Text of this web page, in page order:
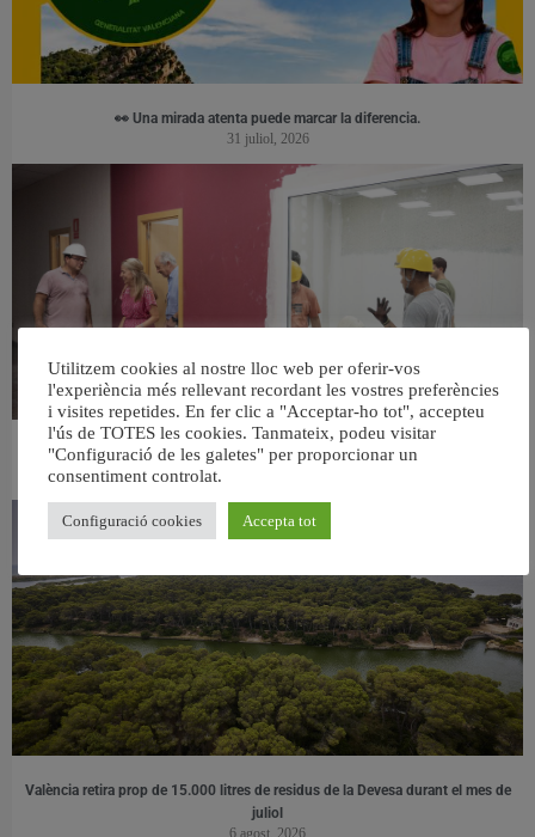
👀 Una mirada atenta puede marcar la diferencia.
31 juliol, 2026
València ultima el nou centre per a persones majors del barri de Sant Antoni
València retira prop de 15.000 litres de residus de la Devesa durant el mes de
juliol
6 agost, 2026
Utilitzem cookies al nostre lloc web per oferir-vos
l'experiència més rellevant recordant les vostres preferències
i visites repetides. En fer clic a "Acceptar-ho tot", accepteu
l'ús de TOTES les cookies. Tanmateix, podeu visitar
"Configuració de les galetes" per proporcionar un
consentiment controlat.
Configuració cookies Accepta tot